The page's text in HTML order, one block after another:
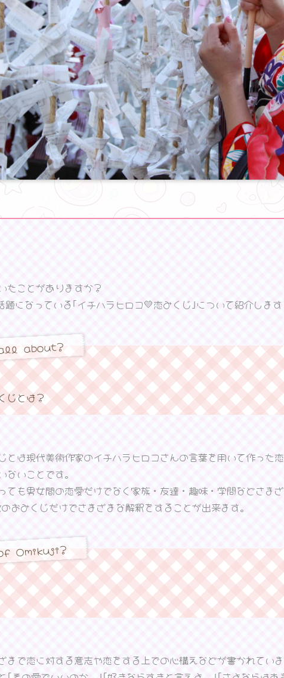
たことがありますか？
になっている｢イチハラヒロコ💛恋みくじ｣について紹介しま
about?
じとは？
とは現代美術作家のイチハラヒロコさんの言葉を用いて作った
いことです。
ても男女間の恋愛だけでなく家族・友達・趣味・学問などさま
おみくじだけでさまざまな解釈をすることが出来ます。
Omikuji?
まで恋に対する意志や恋をする上での心構えなどが書かれてい